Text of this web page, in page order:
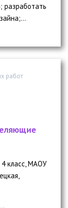
разработать
работ
4 класс, МАОУ